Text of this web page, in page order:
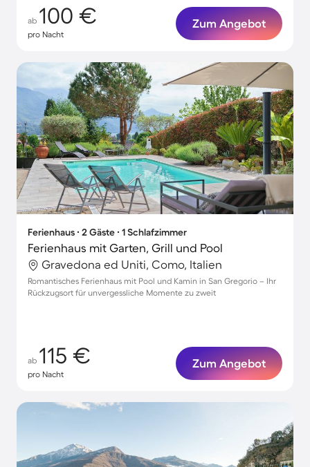
ab 100 €
pro Nacht
Zum Angebot
Ferienhaus ∙ 2 Gäste ∙ 1 Schlafzimmer
Ferienhaus mit Garten, Grill und Pool
Gravedona ed Uniti, Como, Italien
Romantisches Ferienhaus mit Pool und Kamin in San Gregorio – Ihr
Rückzugsort für unvergessliche Momente zu zweit
ab 115 €
pro Nacht
Zum Angebot